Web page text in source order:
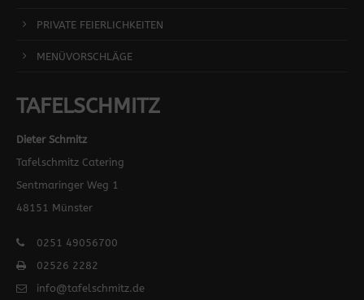
PRIVATE FEIERLICHKEITEN
MENÜVORSCHLÄGE
TAFELSCHMITZ
Dieter Schmitz
Tafelschmitz Catering
Sentmaringer Weg 1
48151 Münster
0251 49056700
02526 2282
info@tafelschmitz.de